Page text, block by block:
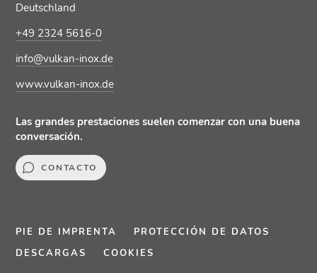
Deutschland
+49 2324 5616-0
info@vulkan-inox.de
www.vulkan-inox.de
Las grandes prestaciones suelen comenzar con una buena
conversación.
CONTACTO
PIE DE IMPRENTA
PROTECCIÓN DE DATOS
DESCARGAS
COOKIES